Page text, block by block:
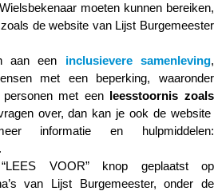
moeten kunnen bereiken,
de website van Lijst Burgemeester
aan een inclusievere samenleving,
met een beperking, waaronder
met een leesstoornis zoals
over, dan kan je ook de website
informatie en hulpmiddelen:
.
VOOR” knop geplaatst op
van Lijst Burgemeester, onder de